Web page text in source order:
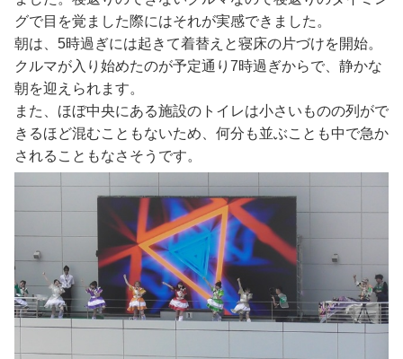
グで目を覚ました際にはそれが実感できました。
朝は、5時過ぎには起きて着替えと寝床の片づけを開始。
クルマが入り始めたのが予定通り7時過ぎからで、静かな
朝を迎えられます。
また、ほぼ中央にある施設のトイレは小さいものの列がで
きるほど混むこともないため、何分も並ぶことも中で急か
されることもなさそうです。